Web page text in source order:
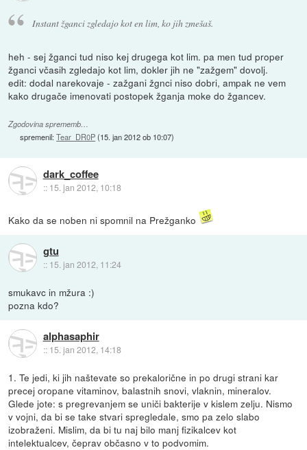
Instant žganci zgledajo kot en lim, ko jih zmešaš.
heh - sej žganci tud niso kej drugega kot lim. pa men tud proper
žganci včasih zgledajo kot lim, dokler jih ne "zažgem" dovolj.
edit: dodal narekovaje - zažgani žgnci niso dobri, ampak ne vem
kako drugače imenovati postopek žganja moke do žgancev.
Zgodovina sprememb…
spremenil:Tear_DR0P(15. jan 2012 ob 10:07)
dark_coffee
:: 15. jan 2012, 10:18
Kako da se noben ni spomnil na Prežganko
gtu
:: 15. jan 2012, 11:24
smukavc in mžura :)
pozna kdo?
alphasaphir
:: 15. jan 2012, 14:18
1. Te jedi, ki jih naštevate so prekalorične in po drugi strani kar
precej oropane vitaminov, balastnih snovi, vlaknin, mineralov.
Glede jote: s pregrevanjem se uniči bakterije v kislem zelju. Nismo
v vojni, da bi se take stvari spregledale, smo pa zelo slabo
izobraženi. Mislim, da bi tu naj bilo manj fizikalcev kot
intelektualcev, čeprav občasno v to podvomim.